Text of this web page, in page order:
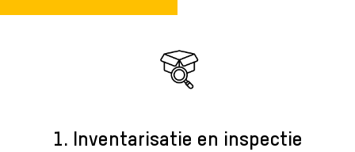
1. Inventarisatie en inspectie